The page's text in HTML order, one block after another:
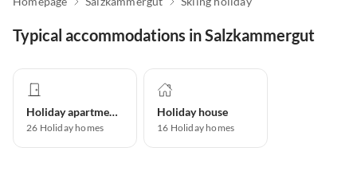
Typical accommodations in Salzkammergut
Holiday apartment
26 Holiday homes
Holiday house
16 Holiday homes